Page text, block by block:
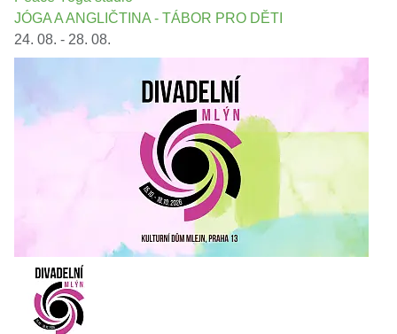
JÓGA A ANGLIČTINA - TÁBOR PRO DĚTI
24. 08. - 28. 08.